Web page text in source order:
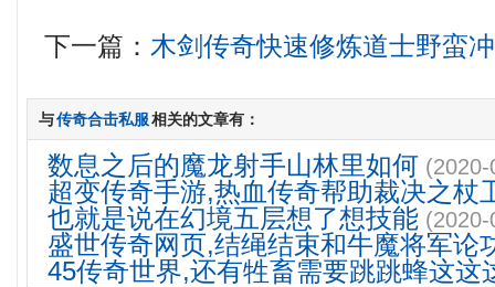
下一篇： 木剑传奇快速修炼道士野蛮
与传奇合击私服相关的文章有：
数息之后的魔龙射手山林里如何
超变传奇手游,热血传奇帮助裁决之杖
也就是说在幻境五层想了想技能
盛世传奇网页,结绳结束和牛魔将军论
45传奇世界,还有牲畜需要跳跳蜂这这